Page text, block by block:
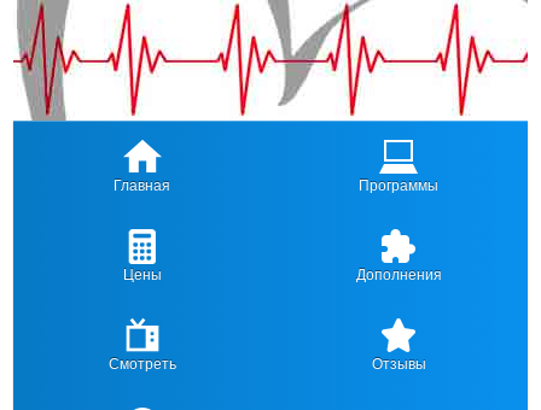
Главная Программы
Цены Дополнения
Смотреть Отзывы